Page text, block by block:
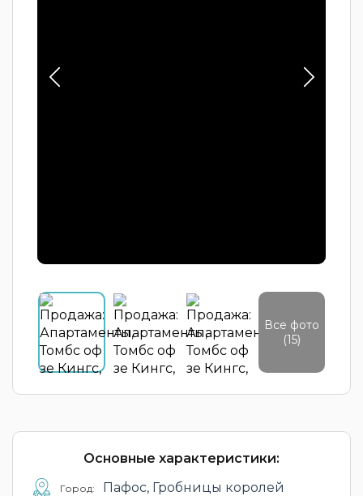
Все фото
(15)
Основные характеристики:
Город: Пафос, Гробницы королей